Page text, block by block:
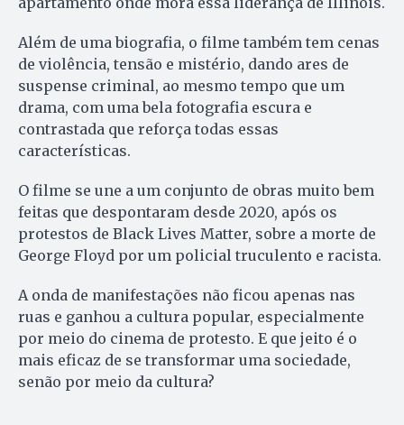
Além de uma biografia, o filme também tem cenas
de violência, tensão e mistério, dando ares de
suspense criminal, ao mesmo tempo que um
drama, com uma bela fotografia escura e
contrastada que reforça todas essas
características.
O filme se une a um conjunto de obras muito bem
feitas que despontaram desde 2020, após os
protestos de Black Lives Matter, sobre a morte de
George Floyd por um policial truculento e racista.
A onda de manifestações não ficou apenas nas
ruas e ganhou a cultura popular, especialmente
por meio do cinema de protesto. E que jeito é o
mais eficaz de se transformar uma sociedade,
senão por meio da cultura?